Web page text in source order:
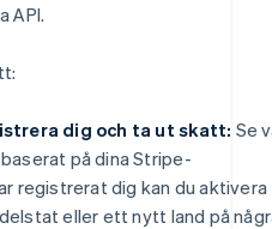
API.
dig och ta ut skatt: Se
på dina Stripe-
registrerat dig kan du aktivera
eller ett nytt land på